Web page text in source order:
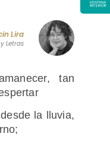
Lira
Letras
tan
la lluvia,